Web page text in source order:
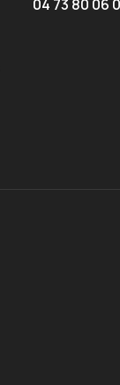
04 73 80 06